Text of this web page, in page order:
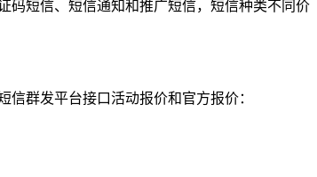
码短信、短信通知和推广短信，短信种类不同价
群发平台接口活动报价和官方报价：